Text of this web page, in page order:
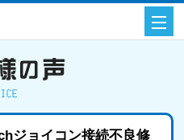
ジョイコン接続不良修